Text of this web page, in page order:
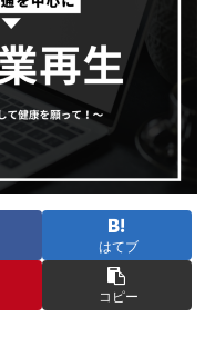
はてブ
コピー